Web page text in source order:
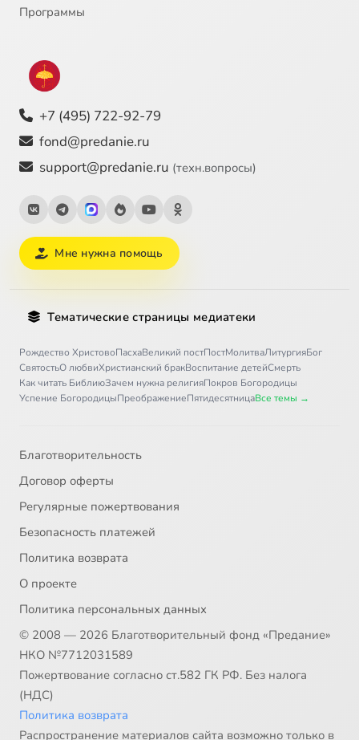
Программы
+7 (495) 722-92-79
fond@predanie.ru
support@predanie.ru (техн.вопросы)
Мне нужна помощь
Тематические страницы медиатеки
Рождество ХристовоПасхаВеликий постПостМолитваЛитургияБог
СвятостьО любвиХристианский бракВоспитание детейСмерть
Как читать БиблиюЗачем нужна религияПокров Богородицы
Успение БогородицыПреображениеПятидесятницаВсе темы →
Благотворительность
Договор оферты
Регулярные пожертвования
Безопасность платежей
Политика возврата
О проекте
Политика персональных данных
© 2008 — 2026 Благотворительный фонд «Предание»
НКО №7712031589
Пожертвование согласно ст.582 ГК РФ. Без налога
(НДС)
Политика возврата
Распространение материалов сайта возможно только в